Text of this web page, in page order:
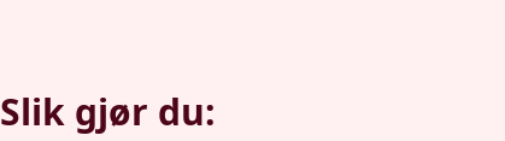
Slik gjør du: